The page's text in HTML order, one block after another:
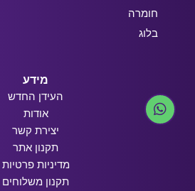
חומרה
בלוג
מידע
העידן החדש
אודות
יצירת קשר
תקנון אתר
מדיניות פרטיות
תקנון משלוחים